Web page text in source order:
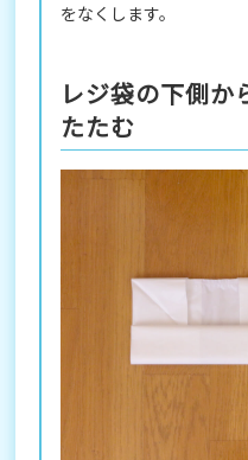
をなくします。
レジ袋の下側か
たたむ